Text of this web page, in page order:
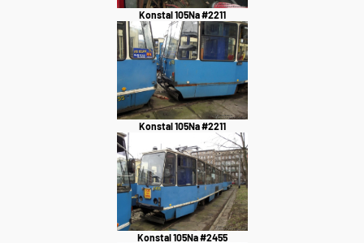
Konstal 105Na #2211
Konstal 105Na #2211
Konstal 105Na #2455